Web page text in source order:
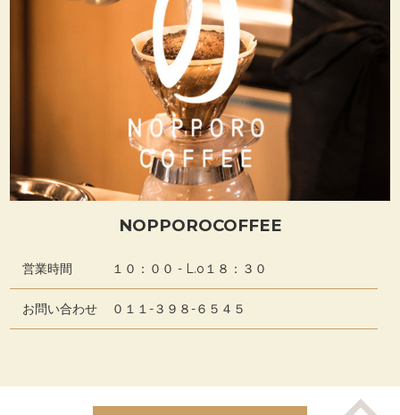
NOPPOROCOFFEE
営業時間 １０：００ - L.o１８：３０
お問い合わせ ０１１-３９８-６５４５